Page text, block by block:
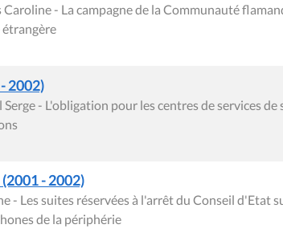
- La campagne de la Communauté
2002)
- L'obligation pour les centres de services de
- 2002)
- Les suites réservées à l'arrêt du Conseil d'Etat
de la périphérie